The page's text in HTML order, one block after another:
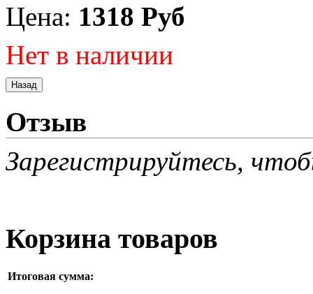
Цена: 1318 Руб
Нет в наличии
Отзыв
Зарегистрируйтесь,
Корзина товаров
Итоговая сумма: